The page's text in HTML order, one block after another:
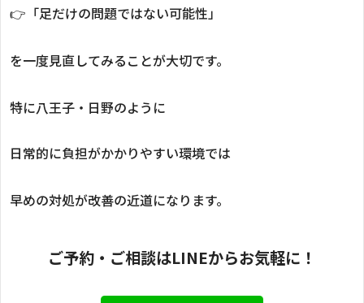
👉「足だけの問題ではない可能性」
を一度見直してみることが大切です。
特に八王子・日野のように
日常的に負担がかかりやすい環境では
早めの対処が改善の近道になります。
ご予約・ご相談はLINEからお気軽に！